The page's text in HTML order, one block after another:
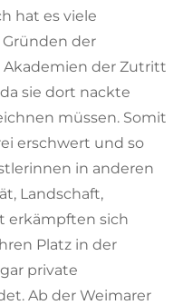
hat es viele
der
der Zutritt
sie dort nackte
müssen. Somit
erschwert und so
in anderen
Landschaft,
erkämpften sich
Platz in der
private
Ab der Weimarer